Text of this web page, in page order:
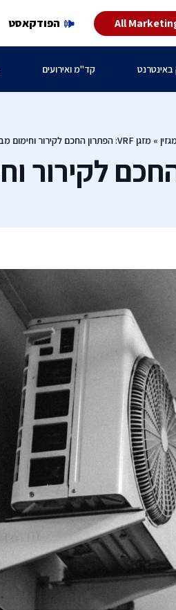
All הפודקאסט
באינטרנט קד"מ ואירועים
מגזין » מזגן VRF: הפתרון החכם לקירור וחימום מבנים גדולים